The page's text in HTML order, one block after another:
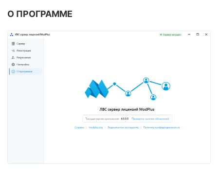
О ПРОГРАММЕ